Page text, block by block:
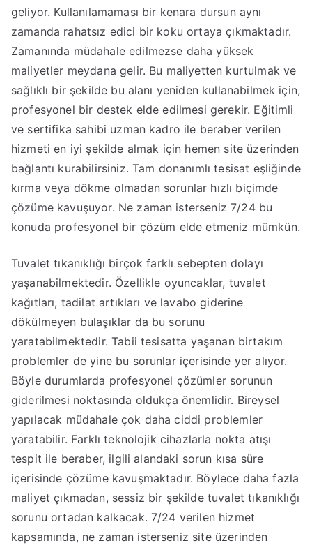
geliyor. Kullanılamaması bir kenara dursun aynı
zamanda rahatsız edici bir koku ortaya çıkmaktadır.
Zamanında müdahale edilmezse daha yüksek
maliyetler meydana gelir. Bu maliyetten kurtulmak ve
sağlıklı bir şekilde bu alanı yeniden kullanabilmek için,
profesyonel bir destek elde edilmesi gerekir. Eğitimli
ve sertifika sahibi uzman kadro ile beraber verilen
hizmeti en iyi şekilde almak için hemen site üzerinden
bağlantı kurabilirsiniz. Tam donanımlı tesisat eşliğinde
kırma veya dökme olmadan sorunlar hızlı biçimde
çözüme kavuşuyor. Ne zaman isterseniz 7/24 bu
konuda profesyonel bir çözüm elde etmeniz mümkün.
Tuvalet tıkanıklığı birçok farklı sebepten dolayı
yaşanabilmektedir. Özellikle oyuncaklar, tuvalet
kağıtları, tadilat artıkları ve lavabo giderine
dökülmeyen bulaşıklar da bu sorunu
yaratabilmektedir. Tabii tesisatta yaşanan birtakım
problemler de yine bu sorunlar içerisinde yer alıyor.
Böyle durumlarda profesyonel çözümler sorunun
giderilmesi noktasında oldukça önemlidir. Bireysel
yapılacak müdahale çok daha ciddi problemler
yaratabilir. Farklı teknolojik cihazlarla nokta atışı
tespit ile beraber, ilgili alandaki sorun kısa süre
içerisinde çözüme kavuşmaktadır. Böylece daha fazla
maliyet çıkmadan, sessiz bir şekilde tuvalet tıkanıklığı
sorunu ortadan kalkacak. 7/24 verilen hizmet
kapsamında, ne zaman isterseniz site üzerinden